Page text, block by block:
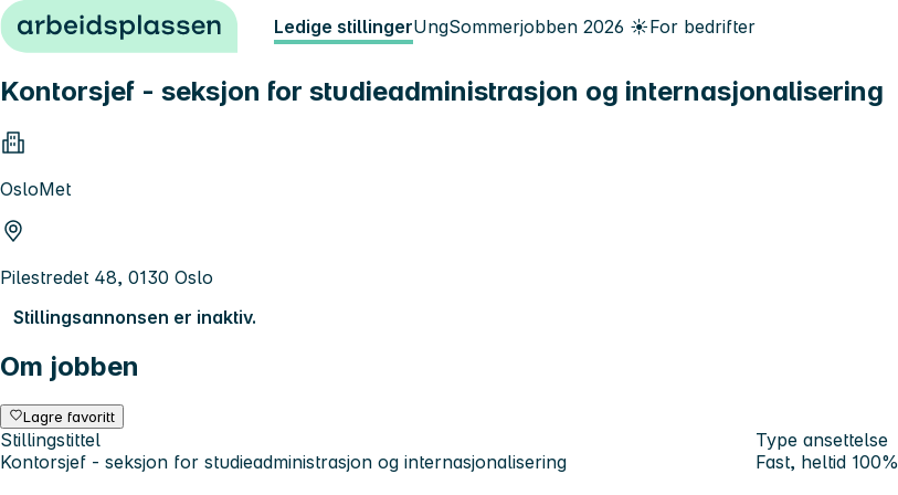
Hopp til innhold Ledige stillingerUngSommerjobben 2026 ☀️For bedrifter
Kontorsjef - seksjon for studieadministrasjon og internasjonalisering
OsloMet
Pilestredet 48, 0130 Oslo
Stillingsannonsen er inaktiv.
Om jobben
Lagre favoritt
Stillingstittel
Kontorsjef - seksjon for studieadministrasjon og internasjonalisering
Type ansettelse
Fast, heltid 100%